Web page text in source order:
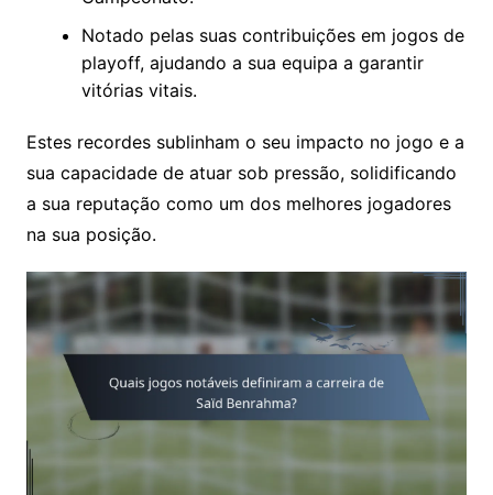
Notado pelas suas contribuições em jogos de
playoff, ajudando a sua equipa a garantir
vitórias vitais.
Estes recordes sublinham o seu impacto no jogo e a
sua capacidade de atuar sob pressão, solidificando
a sua reputação como um dos melhores jogadores
na sua posição.